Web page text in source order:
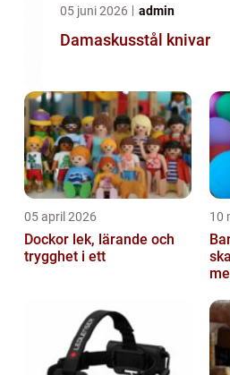
05 juni 2026 admin
Damaskusstål knivar
05 april 2026
Dockor lek, lärande och
trygghet i ett
10